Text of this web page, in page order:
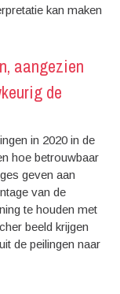
kan maken
aangezien
de
in 2020 in de
hoe betrouwbaar
geven aan
van de
te houden met
beeld krijgen
de peilingen naar